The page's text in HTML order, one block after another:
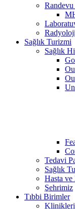
Sağlık Turizmi
Sağlık
Tedavi
Sağlık
Hasta
Şehrimiz
Tıbbi Birimler